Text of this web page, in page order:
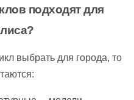
подходят для
выбрать для города, то